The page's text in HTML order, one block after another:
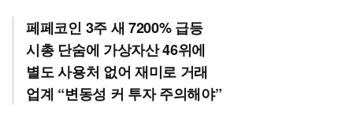
페페코인 3주 새 7200% 급등
시총 단숨에 가상자산 46위에
별도 사용처 없어 재미로 거래
업계 “변동성 커 투자 주의해야”